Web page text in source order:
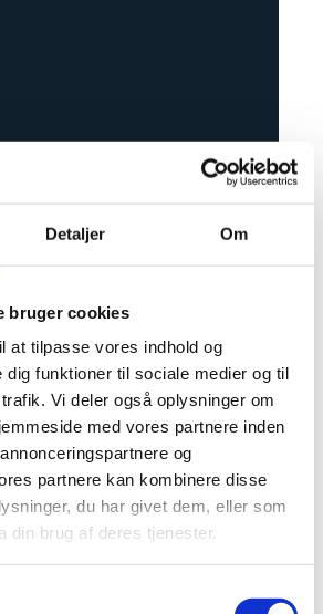
Detaljer Om
bruger cookies
at tilpasse vores indhold og
dig funktioner til sociale medier og til
Vi deler også oplysninger om
med vores partnere inden
og
partnere kan kombinere disse
du har givet dem, eller som
din brug af deres tjenester.
ved mistanke